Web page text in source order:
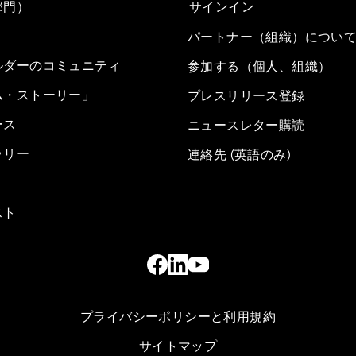
）
ーのコミュニティ
ストーリー」
リー
サインイン
パートナー（組織）につい
参加する（個人、組織）
プレスリリース登録
ニュースレター購読
連絡先 (英語のみ)
プライバシーポリシーと利用規約
サイトマップ